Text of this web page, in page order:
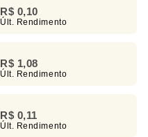
R$ 0,10
Últ. Rendimento
R$ 1,08
Últ. Rendimento
R$ 0,11
Últ. Rendimento